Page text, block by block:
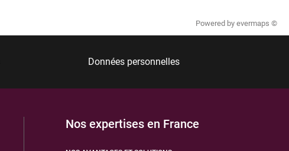
Powered by evermaps ©
Données personnelles
Nos expertises en France